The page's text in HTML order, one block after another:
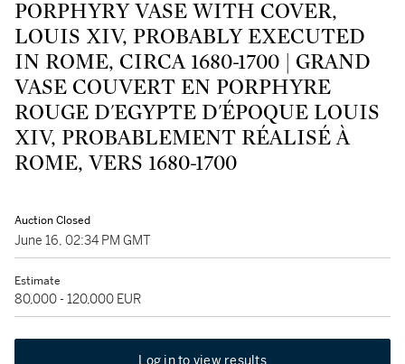
PORPHYRY VASE WITH COVER,
LOUIS XIV, PROBABLY EXECUTED
IN ROME, CIRCA 1680-1700 | GRAND
VASE COUVERT EN PORPHYRE
ROUGE D'EGYPTE D'ÉPOQUE LOUIS
XIV, PROBABLEMENT RÉALISÉ À
ROME, VERS 1680-1700
Auction Closed
June 16, 02:34 PM GMT
Estimate
80,000 - 120,000 EUR
Log in to view results